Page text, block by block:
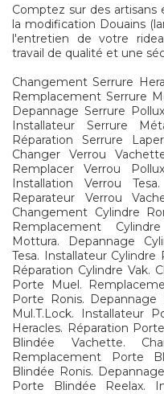
Comptez sur des artisans
la modification Douains
l'entretien de votre
travail de qualité et une
Changement Serrure
Remplacement Serrure
Depannage Serrure
Installateur Serrure
Réparation Serrure
Changer Verrou
Remplacer Verrou
Installation Verrou
Reparateur Verrou
Changement Cylindre
Remplacement
Mottura. Depannage
Tesa. Installateur Cylindre
Réparation Cylindre Vak.
Porte Muel.
Porte Ronis.
Mul.T.Lock. Installateur
Heracles. Réparation
Blindée Vachette.
Remplacement Porte
Blindée Ronis.
Porte Blindée Reelax.